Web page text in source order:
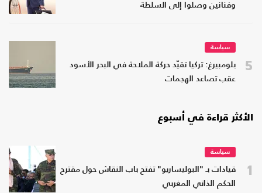
وفنانين وصلوا إلى السلطة
5
سياسة
بلومبيرغ: تركيا تقيّد حركة الملاحة في البحر الأسود
عقب تصاعد الهجمات
الأكثر قراءة في أسبوع
1
سياسة
قيادات بـ "البوليساريو" تفتح باب النقاش حول مقترح
الحكم الذاتي المغربي